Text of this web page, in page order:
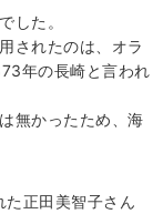
した。
されたのは、オラ
年の長崎と言われ
無かったため、海
正田美智子さん